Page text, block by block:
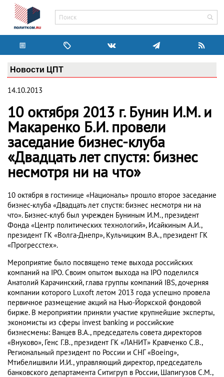
Новости ЦПТ
14.10.2013
10 октября 2013 г. Бунин И.М. и
Макаренко Б.И. провели
заседание бизнес-клуба
«Двадцать лет спустя: бизнес
несмотря ни на что»
10 октября в гостинице «Националь» прошло второе заседание
бизнес-клуба «Двадцать лет спустя: бизнес несмотря ни на
что». Бизнес-клуб был учрежден Буниным И.М., президент
Фонда «Центр политических технологий», Исайкиным А.И.,
президент ГК «Волга-Днепр», Кульчицким В.А., президент ГК
«Прогресстех».
Мероприятие было посвящено теме выхода российских
компаний на IPO. Своим опытом выхода на IPO поделился
Анатолий Карачинский, глава группы компаний IBS, дочерняя
компании которого Luxoft летом 2013 года успешно провела
первичное размещение акций на Нью-Йоркской фондовой
бирже. В мероприятии приняли участие крупнейшие эксперты,
экономисты из сферы invest banking и российские
бизнесмены: Ванцев В.А., председатель совета директоров
«Внуково», Генс Г.В., президент ГК «ЛАНИТ» Кравченко С.В.,
Региональный президент по России и СНГ «Boeing»,
Мтибелишвили И.И., управляющий директор, председатель
банковского департамента Ситигруп в России, Шапигузов С.М.,